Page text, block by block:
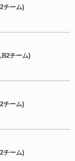
チーム)
チーム)
チーム)
チーム)